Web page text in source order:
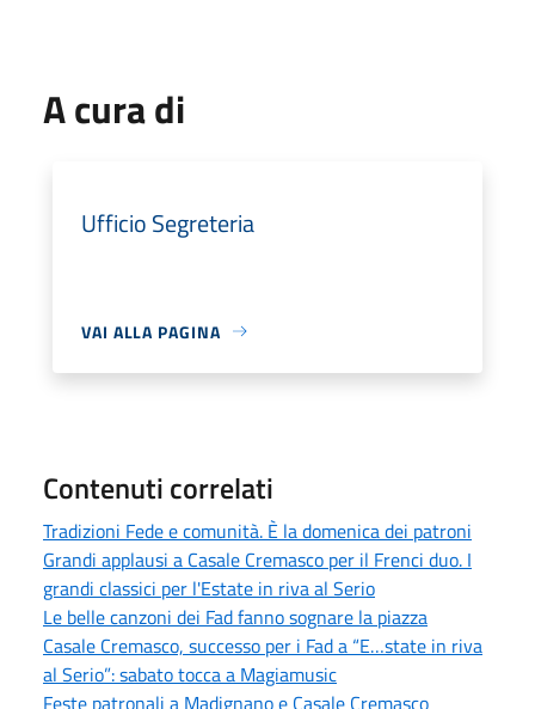
A cura di
Ufficio Segreteria
VAI ALLA PAGINA
Contenuti correlati
Tradizioni Fede e comunità. È la domenica dei patroni
Grandi applausi a Casale Cremasco per il Frenci duo. I
grandi classici per l'Estate in riva al Serio
Le belle canzoni dei Fad fanno sognare la piazza
Casale Cremasco, successo per i Fad a “E…state in riva
al Serio”: sabato tocca a Magiamusic
Feste patronali a Madignano e Casale Cremasco